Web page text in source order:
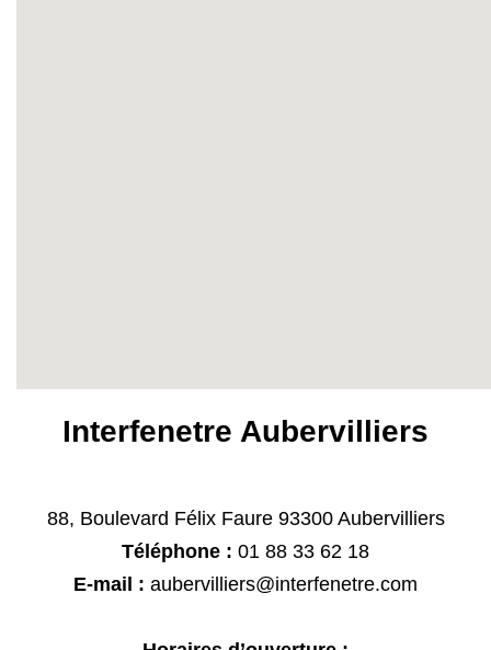
Interfenetre Aubervilliers
88, Boulevard Félix Faure 93300 Aubervilliers
Téléphone : 01 88 33 62 18
E-mail : aubervilliers@interfenetre.com